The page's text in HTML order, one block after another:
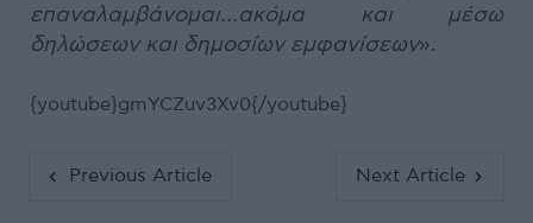
επαναλαμβάνομαι…ακόμα και μέσω
δηλώσεων και δημοσίων εμφανίσεων».
{youtube}gmYCZuv3Xv0{/youtube}
Previous Article Next Article